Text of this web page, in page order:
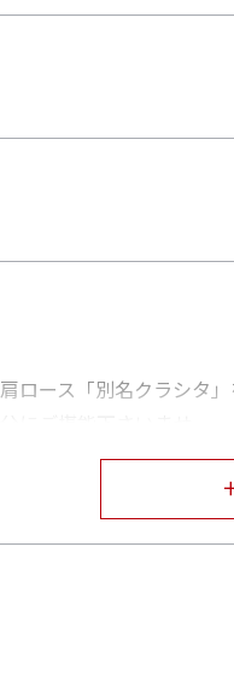
ロース「別名クラシタ
方は説明書や専用動画
だけで手軽にすき焼き